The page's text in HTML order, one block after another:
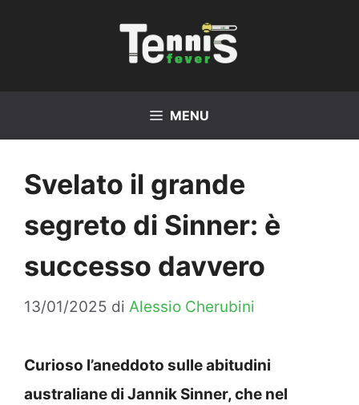
MENU
Svelato il grande
segreto di Sinner: è
successo davvero
13/01/2025 di Alessio Cherubini
Curioso l’aneddoto sulle abitudini
australiane di Jannik Sinner, che nel